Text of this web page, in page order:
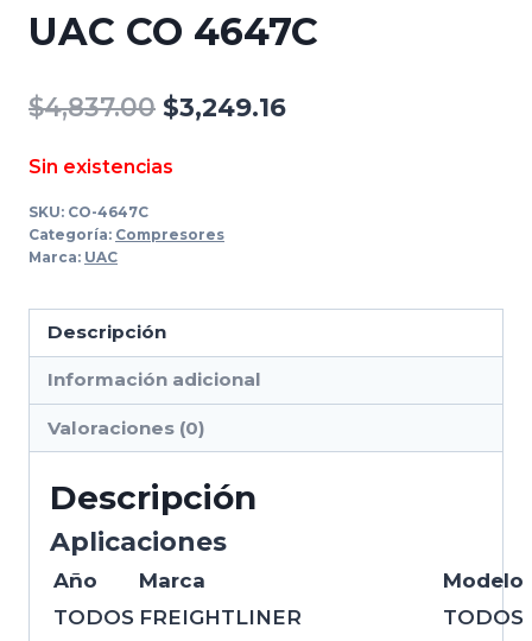
UAC CO 4647C
$4,837.00 El
era:
$3,249.16El
Sin existencias
SKU: CO-4647C
Categoría: Compresores
Marca: UAC
Descripción
Información adicional
Valoraciones (0)
Descripción
Aplicaciones
Año Marca
Modelo
TODOS FREIGHTLINER
TODOS